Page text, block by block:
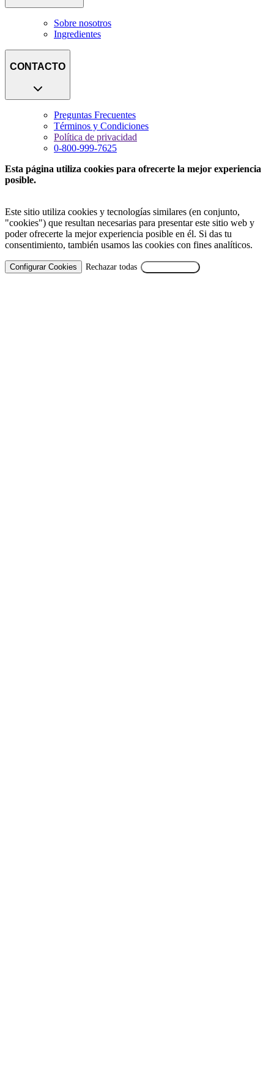
Sobre nosotros
Ingredientes
CONTACTO
Preguntas Frecuentes
Términos y Condiciones
Política de privacidad
0-800-999-7625
Esta página utiliza cookies para ofrecerte la mejor experiencia
posible.
Este sitio utiliza cookies y tecnologías similares (en conjunto,
"cookies") que resultan necesarias para presentar este sitio web y
poder ofrecerte la mejor experiencia posible en él. Si das tu
consentimiento, también usamos las cookies con fines analíticos.
Configurar Cookies Rechazar todas